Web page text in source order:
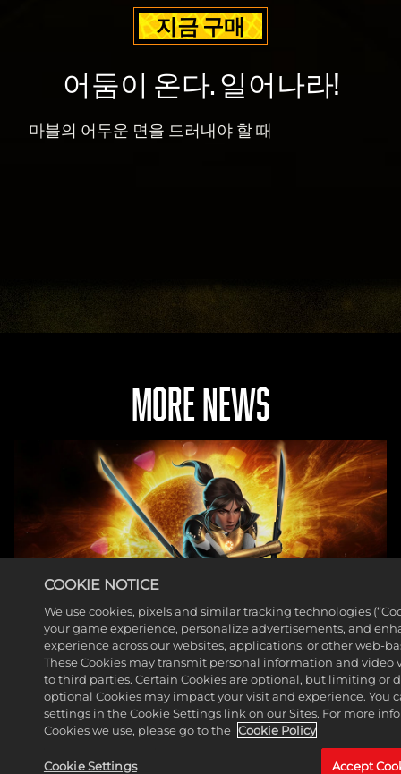
지금 구매
어둠이 온다. 일어나라!
마블의 어두운 면을 드러내야 할 때
MORE NEWS
헌터가 마블 퍼즐 퀘스트 로
스터에 합류합니다
더 읽어보기
COOKIE NOTICE
We use cookies, pixels and similar tracking technologies
your game experience, personalize advertisements, and
experience across our websites, applications, or other web-
These Cookies may transmit personal information and
to third parties. Certain Cookies are optional, but limiting or
optional Cookies may impact your visit and experience. You
settings in the Cookie Settings link on our Sites. For more
Cookies we use, please go to the Cookie Policy
Cookie Settings Accept